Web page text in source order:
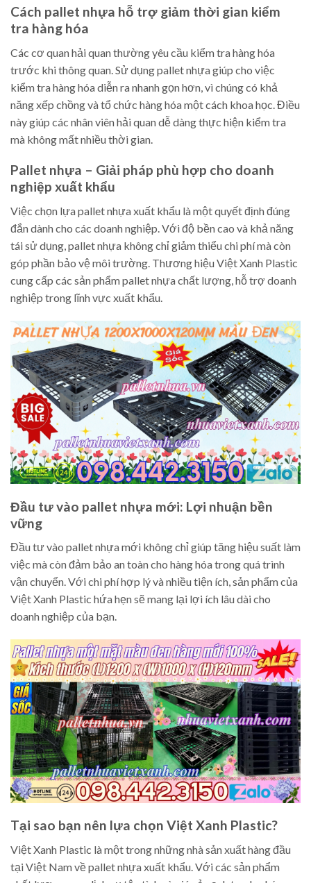
Cách pallet nhựa hỗ trợ giảm thời gian kiểm
tra hàng hóa
Các cơ quan hải quan thường yêu cầu kiểm tra hàng hóa
trước khi thông quan. Sử dụng pallet nhựa giúp cho việc
kiểm tra hàng hóa diễn ra nhanh gọn hơn, vì chúng có khả
năng xếp chồng và tổ chức hàng hóa một cách khoa học. Điều
này giúp các nhân viên hải quan dễ dàng thực hiện kiểm tra
mà không mất nhiều thời gian.
Pallet nhựa – Giải pháp phù hợp cho doanh
nghiệp xuất khẩu
Việc chọn lựa pallet nhựa xuất khẩu là một quyết định đúng
đắn dành cho các doanh nghiệp. Với độ bền cao và khả năng
tái sử dụng, pallet nhựa không chỉ giảm thiểu chi phí mà còn
góp phần bảo vệ môi trường. Thương hiệu Việt Xanh Plastic
cung cấp các sản phẩm pallet nhựa chất lượng, hỗ trợ doanh
nghiệp trong lĩnh vực xuất khẩu.
Đầu tư vào pallet nhựa mới: Lợi nhuận bền
vững
Đầu tư vào pallet nhựa mới không chỉ giúp tăng hiệu suất làm
việc mà còn đảm bảo an toàn cho hàng hóa trong quá trình
vận chuyển. Với chi phí hợp lý và nhiều tiện ích, sản phẩm của
Việt Xanh Plastic hứa hẹn sẽ mang lại lợi ích lâu dài cho
doanh nghiệp của bạn.
Tại sao bạn nên lựa chọn Việt Xanh Plastic?
Việt Xanh Plastic là một trong những nhà sản xuất hàng đầu
tại Việt Nam về pallet nhựa xuất khẩu. Với các sản phẩm